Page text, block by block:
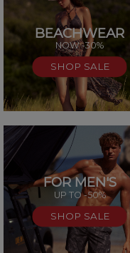
BEACHWEAR
NOW -30%
SHOP SALE
FOR MEN'S
UP TO -50%
SHOP SALE